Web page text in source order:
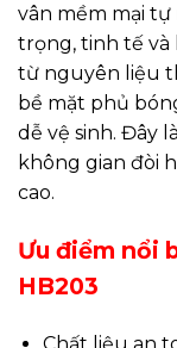
vân mềm mại tự
trọng, tinh tế và
từ nguyên liệu
bề mặt phủ
dễ vệ sinh. Đây
không gian đòi
cao.
Ưu điểm nổi
HB203